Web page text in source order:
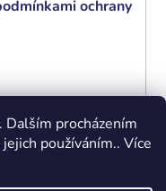
Dalším procházením
používáním.. Více
ochrany
osobních údajů